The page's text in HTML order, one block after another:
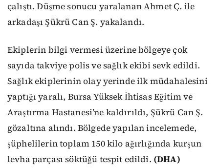
çalıştı. Düşme sonucu yaralanan Ahmet Ç. ile
arkadaşı Şükrü Can Ş. yakalandı.
Ekiplerin bilgi vermesi üzerine bölgeye çok
sayıda takviye polis ve sağlık ekibi sevk edildi.
Sağlık ekiplerinin olay yerinde ilk müdahalesini
yaptığı yaralı, Bursa Yüksek İhtisas Eğitim ve
Araştırma Hastanesi’ne kaldırıldı, Şükrü Can Ş.
gözaltına alındı. Bölgede yapılan incelemede,
şüphelilerin toplam 150 kilo ağırlığında kurşun
levha parçası söktüğü tespit edildi. (DHA)